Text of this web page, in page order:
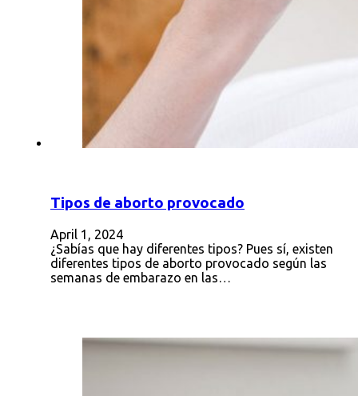
Tipos de aborto provocado
April 1, 2024
¿Sabías que hay diferentes tipos? Pues sí, existen
diferentes tipos de aborto provocado según las
semanas de embarazo en las…